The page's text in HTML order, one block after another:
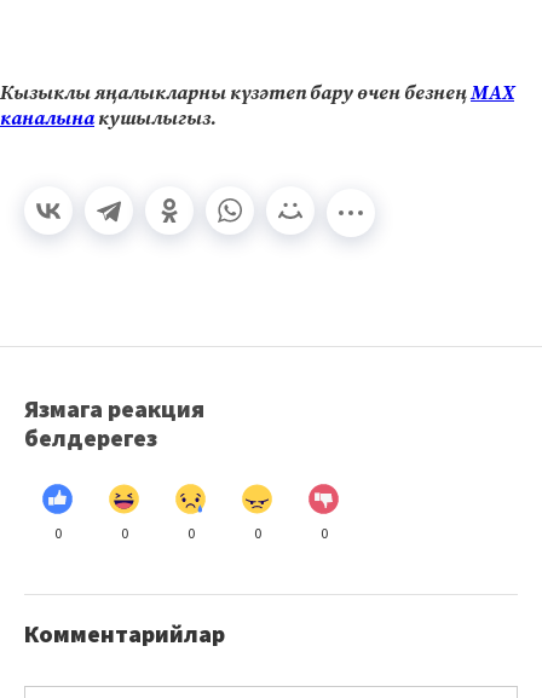
Кызыклы яңалыкларны күзәтеп бару өчен безнеңМАХ
каналынакушылыгыз.
Язмага реакция
белдерегез
0 0 0 0 0
Комментарийлар